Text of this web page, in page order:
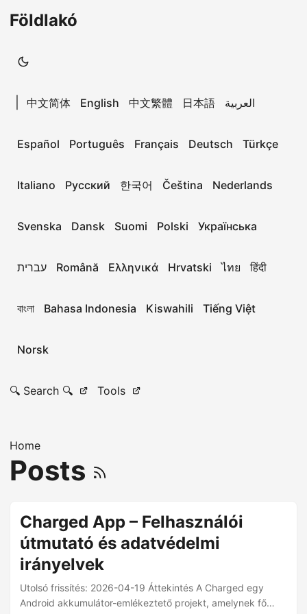
Földlakó
中文简体 English 中文繁體 日本語 العربية
Español Português Français Deutsch Türkçe
Italiano Русский 한국어 Čeština Nederlands
Svenska Dansk Suomi Polski Українська
עברית Română Ελληνικά Hrvatski ไทย हिंदी
বাংলা Bahasa Indonesia Kiswahili Tiếng Việt
Norsk
🔍 Search 🔍 Tools
Home
Posts
Charged App – Felhasználói
útmutató és adatvédelmi
irányelvek
Utolsó frissítés: 2026-04-19 Áttekintés A Charged egy
Android akkumulátor-emlékeztető projekt, amelynek fő